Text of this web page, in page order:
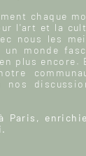
chaque
l'art et la
nous les
un monde
plus encore.
nos
Paris,